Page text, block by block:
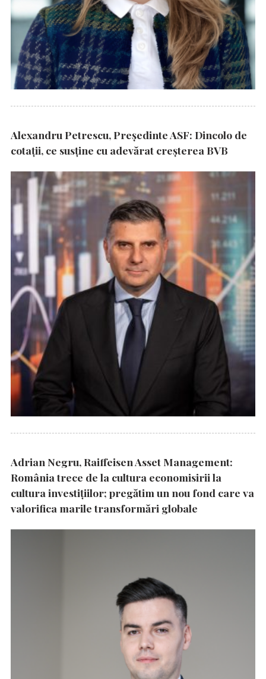
Alexandru Petrescu, Președinte ASF: Dincolo de
cotații, ce susține cu adevărat creșterea BVB
Adrian Negru, Raiffeisen Asset Management:
România trece de la cultura economisirii la
cultura investițiilor; pregătim un nou fond care va
valorifica marile transformări globale